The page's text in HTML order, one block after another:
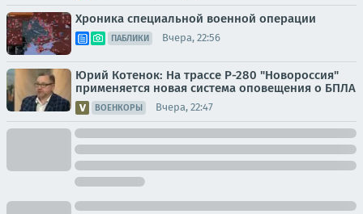
Хроника специальной военной операции
ПАБЛИКИ Вчера, 22:56
Юрий Котенок: На трассе Р-280 "Новороссия"
применяется новая система оповещения о БПЛА
ВОЕНКОРЫ Вчера, 22:47